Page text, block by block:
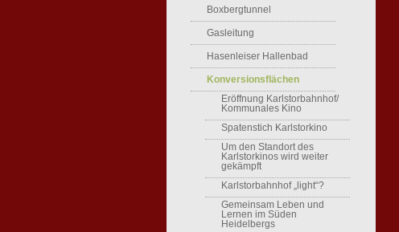
Boxbergtunnel
Gasleitung
Hasenleiser Hallenbad
Konversionsflächen
Eröffnung Karlstorbahnhof/
Kommunales Kino
Spatenstich Karlstorkino
Um den Standort des
Karlstorkinos wird weiter
gekämpft
Karlstorbahnhof „light“?
Gemeinsam Leben und
Lernen im Süden
Heidelbergs